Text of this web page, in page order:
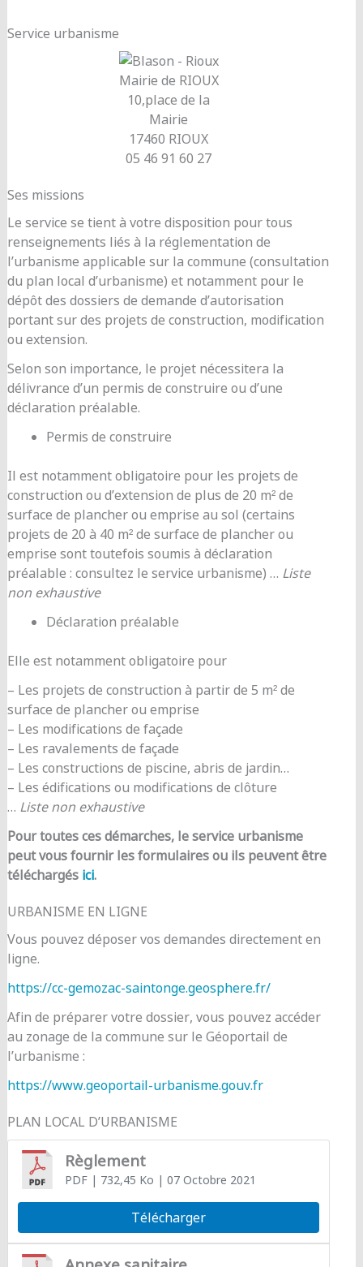
Service urbanisme
Mairie de RIOUX
10,place de la
Mairie
17460 RIOUX
05 46 91 60 27
Ses missions
Le service se tient à votre disposition pour tous
renseignements liés à la réglementation de
l’urbanisme applicable sur la commune (consultation
du plan local d’urbanisme) et notamment pour le
dépôt des dossiers de demande d’autorisation
portant sur des projets de construction, modification
ou extension.
Selon son importance, le projet nécessitera la
délivrance d’un permis de construire ou d’une
déclaration préalable.
Permis de construire
Il est notamment obligatoire pour les projets de
construction ou d’extension de plus de 20 m² de
surface de plancher ou emprise au sol (certains
projets de 20 à 40 m² de surface de plancher ou
emprise sont toutefois soumis à déclaration
préalable : consultez le service urbanisme) … Liste
non exhaustive
Déclaration préalable
Elle est notamment obligatoire pour
– Les projets de construction à partir de 5 m² de
surface de plancher ou emprise
– Les modifications de façade
– Les ravalements de façade
– Les constructions de piscine, abris de jardin…
– Les édifications ou modifications de clôture
… Liste non exhaustive
Pour toutes ces démarches, le service urbanisme
peut vous fournir les formulaires ou ils peuvent être
téléchargés ici.
URBANISME EN LIGNE
Vous pouvez déposer vos demandes directement en
ligne.
https://cc-gemozac-saintonge.geosphere.fr/
Afin de préparer votre dossier, vous pouvez accéder
au zonage de la commune sur le Géoportail de
l’urbanisme :
https://www.geoportail-urbanisme.gouv.fr
PLAN LOCAL D’URBANISME
Règlement
PDF| 732,45 Ko | 07 Octobre 2021
Télécharger